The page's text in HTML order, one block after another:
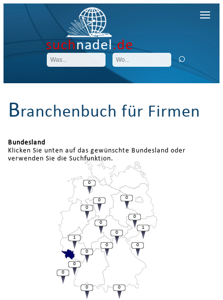
suchnadel.de
Branchenbuch für Firmen
Bundesland
Klicken Sie unten auf das gewünschte Bundesland oder
verwenden Sie die Suchfunktion.
0
1
1
0
0
0
0
0
0
0
0
0
0
0
0
0